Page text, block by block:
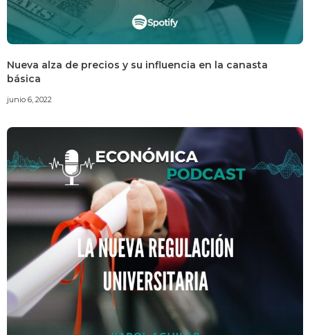
Nueva alza de precios y su influencia en la canasta
básica
junio 6, 2022